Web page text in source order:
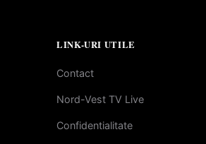
LINK-URI UTILE
Contact
Nord-Vest TV Live
Confidentialitate